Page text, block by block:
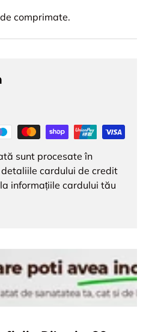
comprimate.
sunt procesate în
cardului de credit
informațiile cardului tău